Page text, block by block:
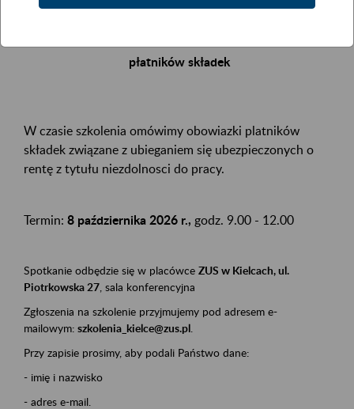
Zapraszamy Państwa na bezpłatne szkolenie
płatników składek
W czasie szkolenia omówimy obowiazki platników
składek związane z ubieganiem się ubezpieczonych o
rentę z tytułu niezdolnosci do pracy.
Termin: 8 października 2026 r., godz. 9.00 - 12.00
Spotkanie odbędzie się w placówce ZUS w Kielcach, ul.
Piotrkowska 27 , sala konferencyjna
Zgłoszenia na szkolenie przyjmujemy pod adresem e-
mailowym: szkolenia_kielce@zus.pl
Przy zapisie prosimy, aby podali Państwo dane:
- imię i nazwisko
- adres e-mail.